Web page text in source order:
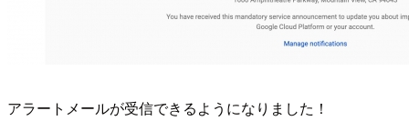
アラートメールが受信できるようになりました！